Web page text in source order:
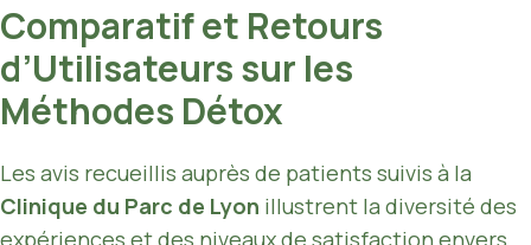
Comparatif et Retours
d’Utilisateurs sur les
Méthodes Détox
Les avis recueillis auprès de patients suivis à la
Clinique du Parc de Lyon illustrent la diversité des